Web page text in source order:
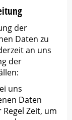
der
Daten zu
an uns
der
uns
Daten
Zeit, um